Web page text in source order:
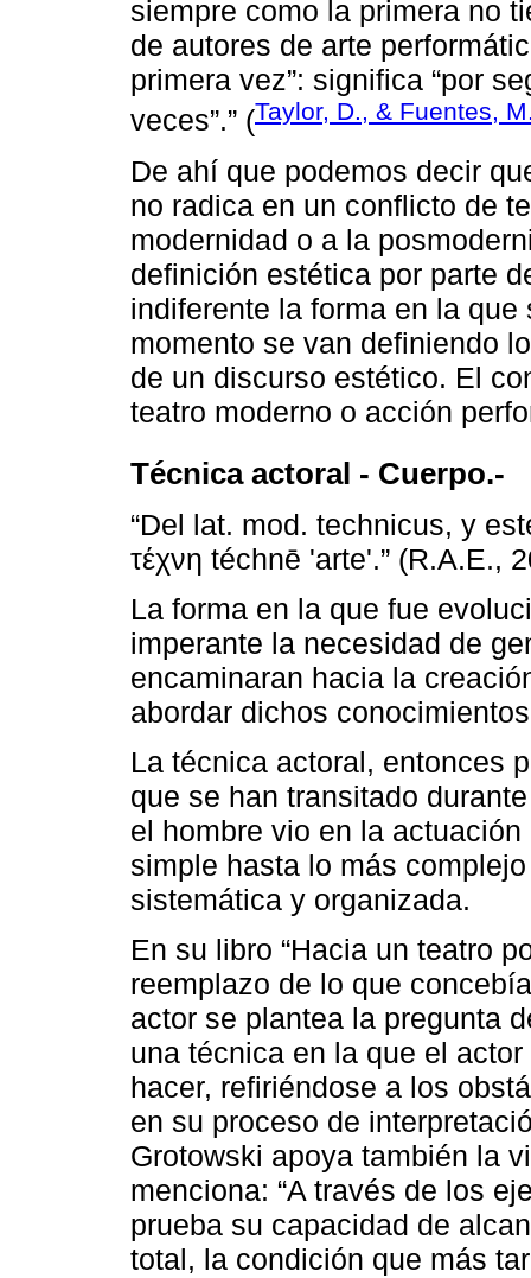
siempre como la primera no
de autores de arte
primera vez”: significa “por
veces”.” (Taylor, D., & Fuentes,
De ahí que podemos decir
no radica en un conflicto de
modernidad o a la
definición estética por parte
indiferente la forma en la
momento se van definiendo
de un discurso estético. El
teatro moderno o acción
Técnica actoral - Cuerpo.-
“Del lat. mod. technicus, y
τέχνη téchnē 'arte'.” (R.A.E.,
La forma en la que fue
imperante la necesidad de
encaminaran hacia la
abordar dichos
La técnica actoral, entonces
que se han transitado
el hombre vio en la
simple hasta lo más
sistemática y organizada.
En su libro “Hacia un teatro
reemplazo de lo que
actor se plantea la pregunta
una técnica en la que el
hacer, refiriéndose a los
en su proceso de
Grotowski apoya también la
menciona: “A través de los
prueba su capacidad de
total, la condición que más